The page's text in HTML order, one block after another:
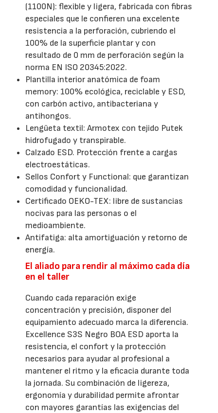
(1100N): flexible y ligera, fabricada con fibras
especiales que le confieren una excelente
resistencia a la perforación, cubriendo el
100% de la superficie plantar y con
resultado de 0 mm de perforación según la
norma EN ISO 20345:2022.
Plantilla interior anatómica de foam
memory: 100% ecológica, reciclable y ESD,
con carbón activo, antibacteriana y
antihongos.
Lengüeta textil: Armotex con tejido Putek
hidrofugado y transpirable.
Calzado ESD. Protección frente a cargas
electroestáticas.
Sellos Confort y Functional: que garantizan
comodidad y funcionalidad.
Certificado OEKO-TEX: libre de sustancias
nocivas para las personas o el
medioambiente.
Antifatiga: alta amortiguación y retorno de
energía.
El aliado para rendir al máximo cada día
en el taller
Cuando cada reparación exige
concentración y precisión, disponer del
equipamiento adecuado marca la diferencia.
Excellence S3S Negro BOA ESD aporta la
resistencia, el confort y la protección
necesarios para ayudar al profesional a
mantener el ritmo y la eficacia durante toda
la jornada. Su combinación de ligereza,
ergonomía y durabilidad permite afrontar
con mayores garantías las exigencias del